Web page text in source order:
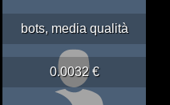
bots, media qualità
0.0032 €